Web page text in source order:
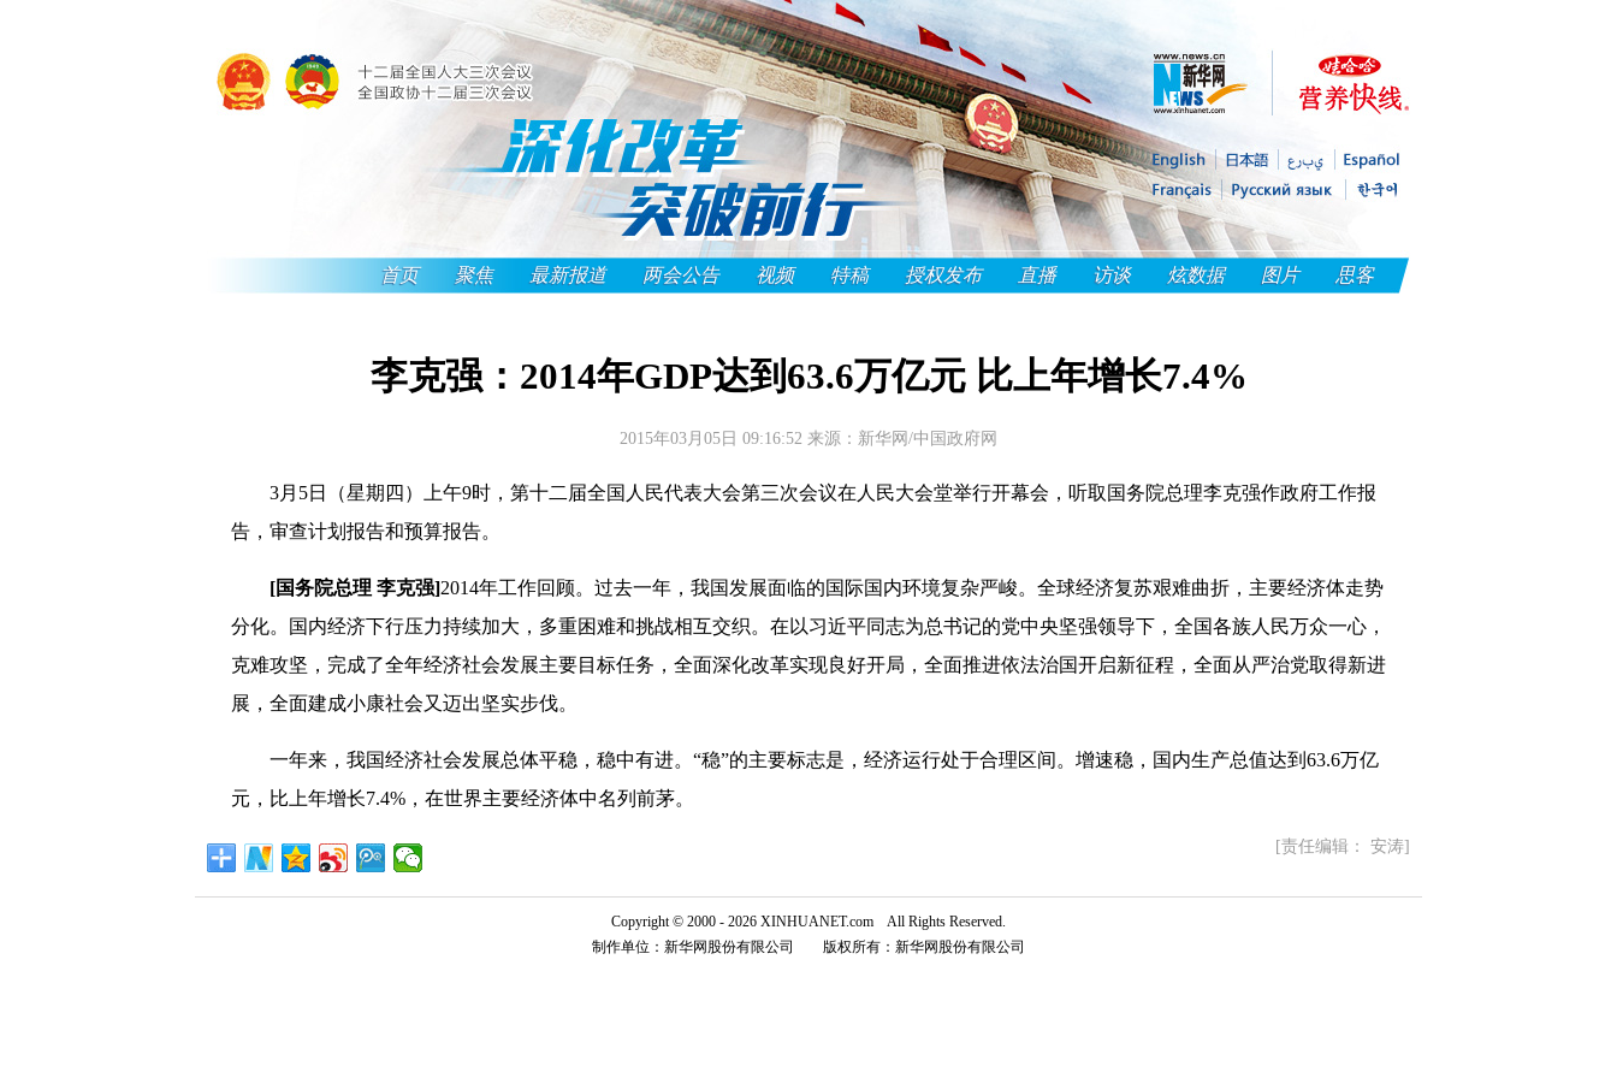
首页 聚焦 最新报道 两会公告 视频 特稿 授权发布 直播 访谈 炫数据 图片 思客
李克强：2014年GDP达到63.6万亿元 比上年增长7.4%
2015年03月05日 09:16:52 来源：新华网/中国政府网
3月5日（星期四）上午9时，第十二届全国人民代表大会第三次会议在人民大会堂举行开幕会，听取国务院总理李克强作政府工作报
告，审查计划报告和预算报告。
[国务院总理 李克强]2014年工作回顾。过去一年，我国发展面临的国际国内环境复杂严峻。全球经济复苏艰难曲折，主要经济体走势
分化。国内经济下行压力持续加大，多重困难和挑战相互交织。在以习近平同志为总书记的党中央坚强领导下，全国各族人民万众一心，
克难攻坚，完成了全年经济社会发展主要目标任务，全面深化改革实现良好开局，全面推进依法治国开启新征程，全面从严治党取得新进
展，全面建成小康社会又迈出坚实步伐。
一年来，我国经济社会发展总体平稳，稳中有进。“稳”的主要标志是，经济运行处于合理区间。增速稳，国内生产总值达到63.6万亿
元，比上年增长7.4%，在世界主要经济体中名列前茅。
[责任编辑： 安涛]
Copyright © 2000 - 2026 XINHUANET.com All Rights Reserved.
制作单位：新华网股份有限公司 版权所有：新华网股份有限公司